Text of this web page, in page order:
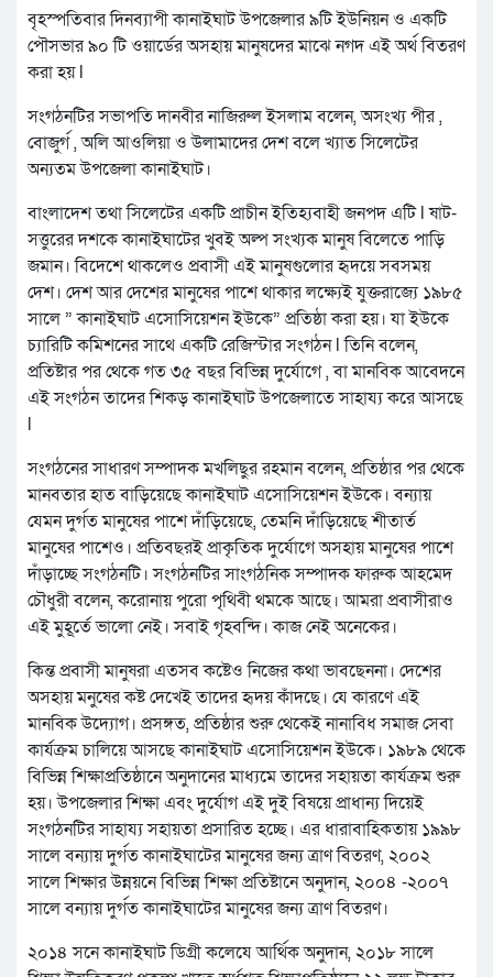
বৃহস্পতিবার দিনব্যাপী কানাইঘাট উপজেলার ৯টি ইউনিয়ন ও একটি
পৌসভার ৯০ টি ওয়ার্ডের অসহায় মানুষদের মাঝে নগদ এই অর্থ বিতরণ
করা হয় l
সংগঠনটির সভাপতি দানবীর নাজিরুল ইসলাম বলেন, অসংখ্য পীর ,
বোজুর্গ , অলি আওলিয়া ও উলামাদের দেশ বলে খ্যাত সিলেটের
অন্যতম উপজেলা কানাইঘাট।
বাংলাদেশ তথা সিলেটের একটি প্রাচীন ইতিহ্যবাহী জনপদ এটি l ষাট-
সত্তুরের দশকে কানাইঘাটের খুবই অল্প সংখ্যক মানুষ বিলেতে পাড়ি
জমান। বিদেশে থাকলেও প্রবাসী এই মানুষগুলোর হৃদয়ে সবসময়
দেশ। দেশ আর দেশের মানুষের পাশে থাকার লক্ষ্যেই যুক্তরাজ্যে ১৯৮৫
সালে ” কানাইঘাট এসোসিয়েশন ইউকে” প্রতিষ্ঠা করা হয়। যা ইউকে
চ্যারিটি কমিশনের সাথে একটি রেজিস্টার সংগঠন l তিনি বলেন,
প্রতিষ্টার পর থেকে গত ৩৫ বছর বিভিন্ন দুর্যোগে , বা মানবিক আবেদনে
এই সংগঠন তাদের শিকড় কানাইঘাট উপজেলাতে সাহায্য করে আসছে
l
সংগঠনের সাধারণ সম্পাদক মখলিছুর রহমান বলেন, প্রতিষ্ঠার পর থেকে
মানবতার হাত বাড়িয়েছে কানাইঘাট এসোসিয়েশন ইউকে। বন্যায়
যেমন দুর্গত মানুষের পাশে দাঁড়িয়েছে, তেমনি দাঁড়িয়েছে শীতার্ত
মানুষের পাশেও। প্রতিবছরই প্রাকৃতিক দুর্যোগে অসহায় মানুষের পাশে
দাঁড়াচ্ছে সংগঠনটি। সংগঠনটির সাংগঠনিক সম্পাদক ফারুক আহমেদ
চৌধুরী বলেন, করোনায় পুরো পৃথিবী থমকে আছে। আমরা প্রবাসীরাও
এই মুহূর্তে ভালো নেই। সবাই গৃহবন্দি। কাজ নেই অনেকের।
কিন্ত প্রবাসী মানুষরা এতসব কষ্টেও নিজের কথা ভাবছেননা। দেশের
অসহায় মনুষের কষ্ট দেখেই তাদের হৃদয় কাঁদছে। যে কারণে এই
মানবিক উদ্যোগ। প্রসঙ্গত, প্রতিষ্ঠার শুরু থেকেই নানাবিধ সমাজ সেবা
কার্যক্রম চালিয়ে আসছে কানাইঘাট এসোসিয়েশন ইউকে। ১৯৮৯ থেকে
বিভিন্ন শিক্ষাপ্রতিষ্ঠানে অনুদানের মাধ্যমে তাদের সহায়তা কার্যক্রম শুরু
হয়। উপজেলার শিক্ষা এবং দুর্যোগ এই দুই বিষয়ে প্রাধান্য দিয়েই
সংগঠনটির সাহায্য সহায়তা প্রসারিত হচ্ছে। এর ধারাবাহিকতায় ১৯৯৮
সালে বন্যায় দুর্গত কানাইঘাটের মানুষের জন্য ত্রাণ বিতরণ, ২০০২
সালে শিক্ষার উন্নয়নে বিভিন্ন শিক্ষা প্রতিষ্টানে অনুদান, ২০০৪ -২০০৭
সালে বন্যায় দুর্গত কানাইঘাটের মানুষের জন্য ত্রাণ বিতরণ।
২০১৪ সনে কানাইঘাট ডিগ্রী কলেযে আর্থিক অনুদান, ২০১৮ সালে